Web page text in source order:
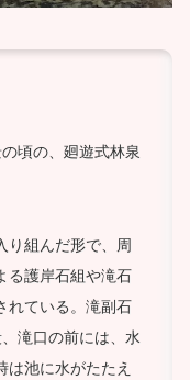
頃の、廻遊式林泉
り組んだ形で、周
る護岸石組や滝石
れている。滝副石
滝口の前には、水
は池に水がたたえ